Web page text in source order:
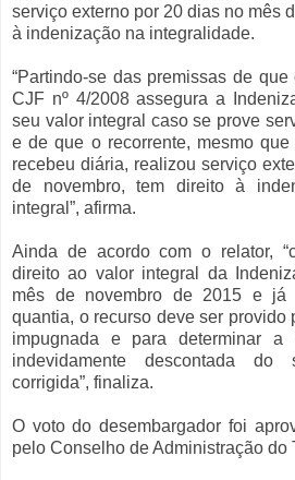
serviço externo por 20 dias no mês
à indenização na integralidade.
“Partindo-se das premissas de
CJF nº 4/2008 assegura a
seu valor integral caso se prove
e de que o recorrente, mesmo
recebeu diária, realizou serviço
de novembro, tem direito à
integral”, afirma.
Ainda de acordo com o relator,
direito ao valor integral da
mês de novembro de 2015 e já
quantia, o recurso deve ser provido
impugnada e para determinar a
indevidamente descontada do
corrigida”, finaliza.
O voto do desembargador foi
pelo Conselho de Administração do